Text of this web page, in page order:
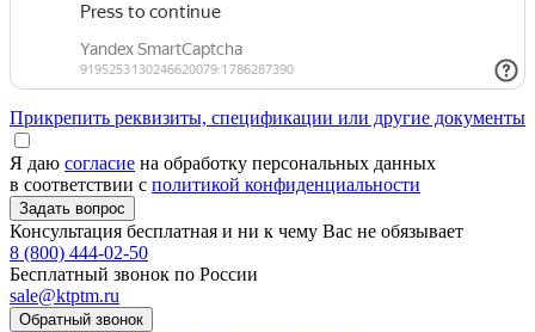
Прикрепить реквизиты, спецификации или другие документы
Я даю согласие на обработку персональных данных
в соответствии с политикой конфиденциальности
Консультация бесплатная и ни к чему Вас не обязывает
8 (800) 444-02-50
Бесплатный звонок по России
sale@ktptm.ru